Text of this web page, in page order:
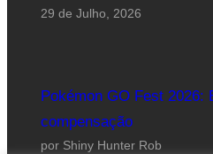
29 de Julho, 2026
Pokémon GO Fest 2026:
compensação
por Shiny Hunter Rob